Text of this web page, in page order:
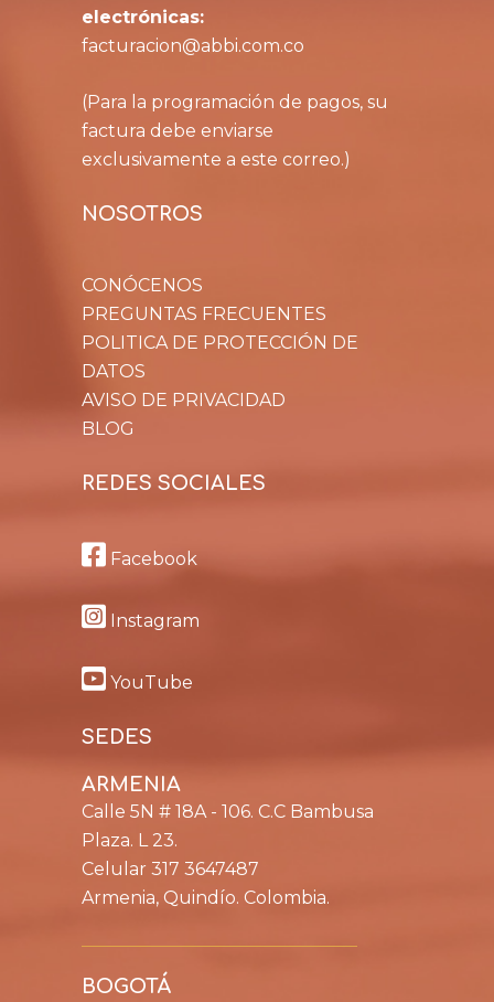
electrónicas:
facturacion@abbi.com.co
(Para la programación de pagos, su
factura debe enviarse
exclusivamente a este correo.)
NOSOTROS
CONÓCENOS
PREGUNTAS FRECUENTES
POLITICA DE PROTECCIÓN DE
DATOS
AVISO DE PRIVACIDAD
BLOG
REDES SOCIALES
Facebook
Instagram
YouTube
SEDES
ARMENIA
Calle 5N # 18A - 106. C.C Bambusa
Plaza. L 23.
Celular 317 3647487
Armenia, Quindío. Colombia.
BOGOTÁ